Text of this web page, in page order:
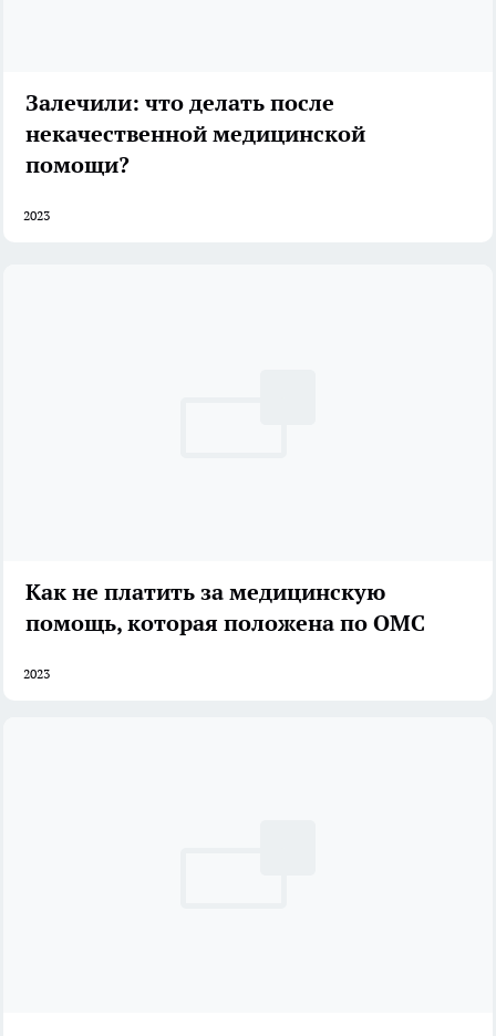
Залечили: что делать после
некачественной медицинской
помощи?
2023
Как не платить за медицинскую
помощь, которая положена по ОМС
2023